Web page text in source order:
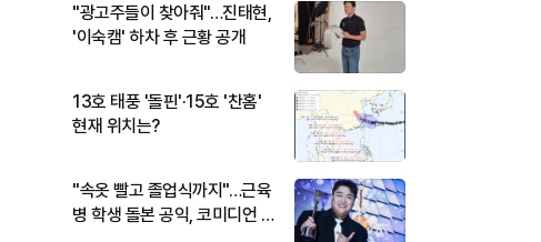
"광고주들이 찾아줘"…진태현,
'이숙캠' 하차 후 근황 공개
13호 태풍 '돌핀'·15호 '찬홈'
현재 위치는?
"속옷 빨고 졸업식까지"…근육
병 학생 돌본 공익, 코미디언 김